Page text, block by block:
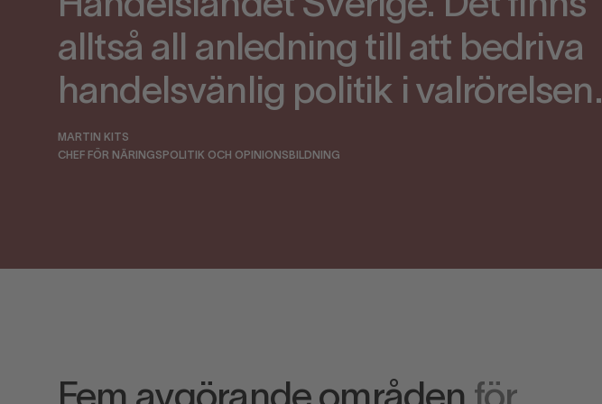
alltså all anledning till att bedriva
handelsvänlig politik i valrörelsen.
MARTIN KITS
CHEF FÖR NÄRINGSPOLITIK OCH OPINIONSBILDNING